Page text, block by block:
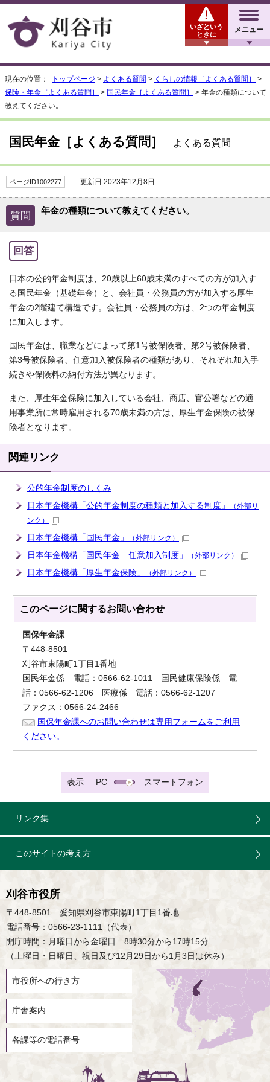
メニュー
いざという
ときに
現在の位置： トップページ > よくある質問 > くらしの情報［よくある質問］
>
保険・年金［よくある質問］
> 国民年金［よくある質問］
> 年金の種類について
教えてください。
国民年金［よくある質問］ よくある質問
ページID1002277 更新日 2023年12月8日
質問 年金の種類について教えてください。
回答
日本の公的年金制度は、20歳以上60歳未満のすべての方が加入す
る国民年金（基礎年金）と、会社員・公務員の方が加入する厚生
年金の2階建て構造です。会社員・公務員の方は、2つの年金制度
に加入します。
国民年金は、職業などによって第1号被保険者、第2号被保険者、
第3号被保険者、任意加入被保険者の種類があり、それぞれ加入手
続きや保険料の納付方法が異なります。
また、厚生年金保険に加入している会社、商店、官公署などの適
用事業所に常時雇用される70歳未満の方は、厚生年金保険の被保
険者となります。
関連リンク
公的年金制度のしくみ
日本年金機構「公的年金制度の種類と加入する制度」
（外部リ
ンク）
日本年金機構「国民年金」 （外部リンク）
日本年金機構「国民年金 任意加入制度」 （外部リンク）
日本年金機構「厚生年金保険」 （外部リンク）
このページに関するお問い合わせ
国保年金課
〒448-8501
刈谷市東陽町1丁目1番地
国民年金係 電話：0566-62-1011 国民健康保険係 電
話：0566-62-1206 医療係 電話：0566-62-1207
ファクス：0566-24-2466
国保年金課へのお問い合わせは専用フォームをご利用
ください。
表示 PC スマートフォン
リンク集
このサイトの考え方
刈谷市役所
〒448-8501 愛知県刈谷市東陽町1丁目1番地
電話番号：0566-23-1111（代表）
開庁時間：月曜日から金曜日 8時30分から17時15分
（土曜日・日曜日、祝日及び12月29日から1月3日は休み）
市役所への行き方
庁舎案内
各課等の電話番号